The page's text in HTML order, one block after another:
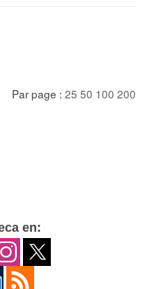
Par page : 25 50 100 200
en: